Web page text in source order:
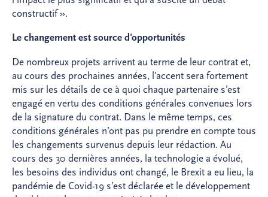
constructif ».
Le changement est source d'opportunités
De nombreux projets arrivent au terme de leur contrat et,
au cours des prochaines années, l’accent sera fortement
mis sur les détails de ce à quoi chaque partenaire s’est
engagé en vertu des conditions générales convenues lors
de la signature du contrat. Dans le même temps, ces
conditions générales n’ont pas pu prendre en compte tous
les changements survenus depuis leur rédaction. Au
cours des 30 dernières années, la technologie a évolué,
les besoins des individus ont changé, le Brexit a eu lieu, la
pandémie de Covid-19 s’est déclarée et le développement